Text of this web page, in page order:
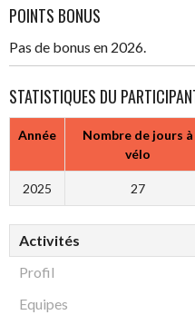
POINTS BONUS
Pas de bonus en 2026.
STATISTIQUES DU
Année
Nombre de jours à
vélo
2025 27
Activités
Profil
Equipes